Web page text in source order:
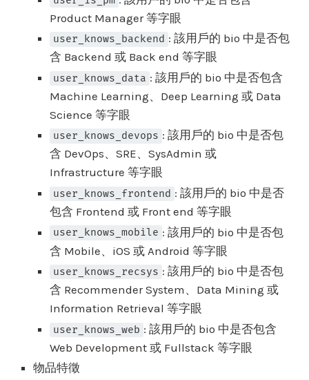
Product Manager 等字眼
user_knows_backend : 該用戶的 bio 中是否包
含 Backend 或 Back end 等字眼
user_knows_data : 該用戶的 bio 中是否包含
Machine Learning、Deep Learning 或 Data
Science 等字眼
user_knows_devops : 該用戶的 bio 中是否包
含 DevOps、SRE、SysAdmin 或
Infrastructure 等字眼
user_knows_frontend : 該用戶的 bio 中是否
包含 Frontend 或 Front end 等字眼
user_knows_mobile : 該用戶的 bio 中是否包
含 Mobile、iOS 或 Android 等字眼
user_knows_recsys : 該用戶的 bio 中是否包
含 Recommender System、Data Mining 或
Information Retrieval 等字眼
user_knows_web : 該用戶的 bio 中是否包含
Web Development 或 Fullstack 等字眼
物品特徵